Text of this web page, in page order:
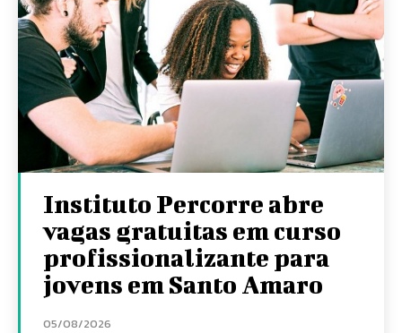
Instituto Percorre abre
vagas gratuitas em curso
profissionalizante para
jovens em Santo Amaro
05/08/2026